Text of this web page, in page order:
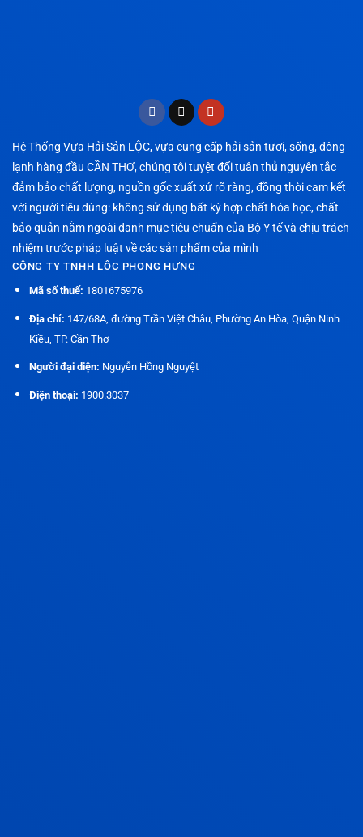
Hệ Thống Vựa Hải Sản LỘC, vựa cung cấp hải sản tươi, sống, đông
lạnh hàng đầu CẦN THƠ, chúng tôi tuyệt đối tuân thủ nguyên tắc
đảm bảo chất lượng, nguồn gốc xuất xứ rõ ràng, đồng thời cam kết
với người tiêu dùng: không sử dụng bất kỳ hợp chất hóa học, chất
bảo quản nằm ngoài danh mục tiêu chuẩn của Bộ Y tế và chịu trách
nhiệm trước pháp luật về các sản phẩm của mình
CÔNG TY TNHH LÔC PHONG HƯNG
Mã số thuế: 1801675976
Địa chỉ: 147/68A, đường Trần Việt Châu, Phường An Hòa, Quận Ninh
Kiều, TP. Cần Thơ
Người đại diện: Nguyễn Hồng Nguyệt
Điện thoại: 1900.3037